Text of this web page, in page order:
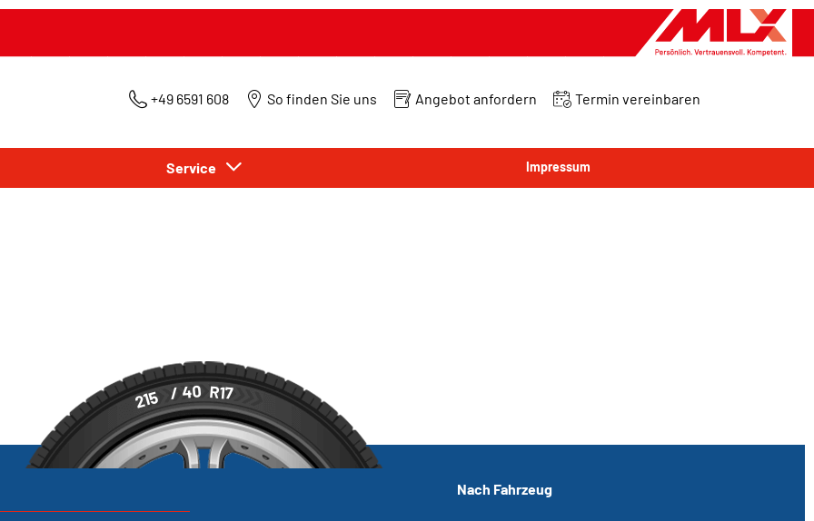
+49 6591 608 So finden Sie uns Angebot anfordern Termin vereinbaren
Service Impressum
215 / 40 R17
Nach Fahrzeug